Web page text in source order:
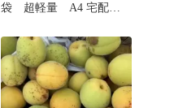
袋 超軽量 A4 宅配袋
ープ付き 梱包袋 宅配用
宅急便 強粘着 フリマ
梱包 資材 発送 透け
ない 防水 普通 郵
便 クリックポスト ゆ